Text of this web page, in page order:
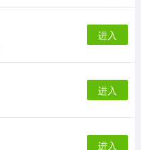
进入
进入
进入